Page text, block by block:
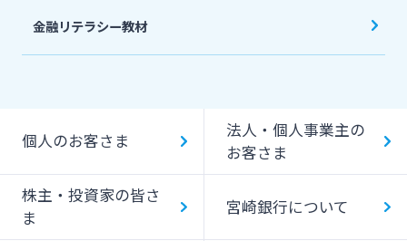
金融リテラシー教材
個人のお客さま
法人・個人事業主の
お客さま
株主・投資家の皆さ
ま
宮崎銀行について